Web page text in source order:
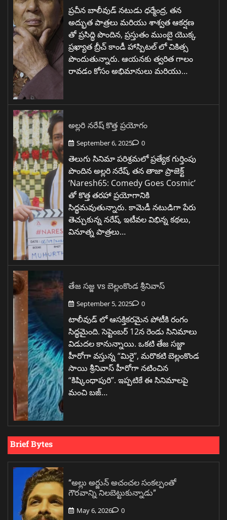
ప్రచీన బాలీవుడ్ నటుడు ధర్మేంద్ర, తన
అద్భుత పాత్రలు మరియు శాశ్వత ఆకర్షణ
తో ప్రసిద్ధి పొందిన, ప్రస్తుతం ముంబై యొక్క
ప్రఖ్యాత బ్రీచ్ కాండీ హాస్పిటల్ లో చికిత్స
పొందుతున్నారు. ఆయనకు త్వరిత గాలం
రావడం కోసం అభిమానులు మరియు…
అల్లరి నరేష్ కొత్త ప్రయోగం
September 6, 2025 0
తెలుగు సినిమా పరిశ్రమలో ప్రత్యేక గుర్తింపు
పొందిన అల్లరి నరేష్, తన తాజా ప్రాజెక్ట్
‘Naresh65: Comedy Goes Cosmic’
తో కొత్త తరహా ప్రయోగానికి
సిద్ధమవుతున్నారు. కామెడీ నటుడిగా పేరు
తెచ్చుకున్న నరేష్, ఇటీవల విభిన్న కథలు,
వినూత్న పాత్రలు…
తేజ సజ్జ vs బెల్లంకొండ శ్రీనివాస్
September 5, 2025 0
టాలీవుడ్ లో ఆసక్తికరమైన పోటీకి రంగం
సిద్ధమైంది. సెప్టెంబర్ 12న రెండు సినిమాలు
విడుదల కానున్నాయి. ఒకటి తేజ సజ్జా
హీరోగా వస్తున్న “మిరై”, మరొకటి బెల్లంకొండ
సాయి శ్రీనివాస్ హీరోగా నటించిన
“కిష్కింధాపురి”. ఇప్పటికే ఈ సినిమాలపై
మంచి బజ్…
Brief Bytes
“అల్లు అర్జున్ అచంచల సంకల్పంతో
గౌరవాన్ని నిలబెట్టుకున్నాడు”
May 6, 2026 0